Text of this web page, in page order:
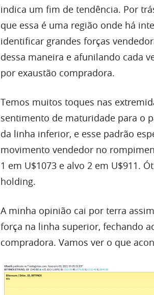
indica um fim de tendência. Por
que essa é uma região onde há
identificar grandes forças
dessa maneira e afunilando cada
por exaustão compradora.
Temos muitos toques nas
sentimento de maturidade para o
da linha inferior, e esse padrão
movimento vendedor no
1 em U$1073 e alvo 2 em U$911.
holding.
A minha opinião cai por terra
força na linha superior, fechando
compradora. Vamos ver o que